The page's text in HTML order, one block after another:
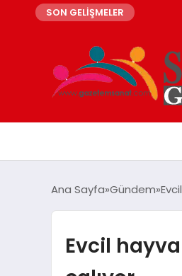
SON GELİŞMELER
Ana Sayfa Gündem
Evcil